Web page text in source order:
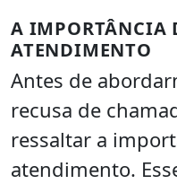
A IMPORTÂNCIA
ATENDIMENTO
Antes de
recusa de
ressaltar a
atendimento.